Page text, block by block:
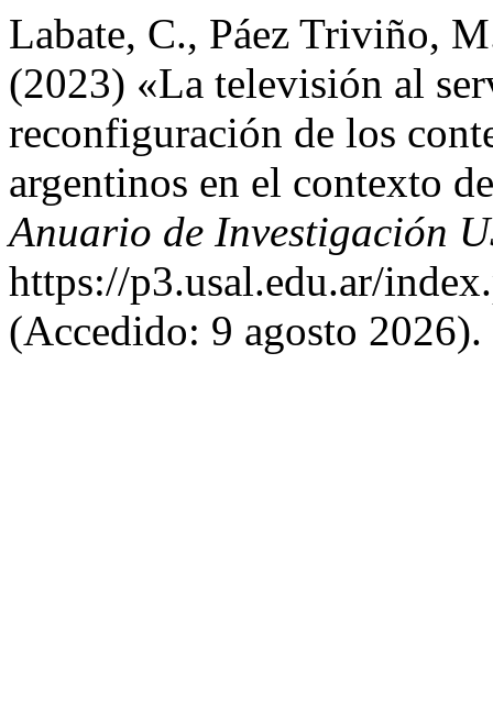
Labate, C., Páez Triviño,
(2023) «La televisión al
reconfiguración de los
argentinos en el contexto
Anuario de Investigación
https://p3.usal.edu.ar/
(Accedido: 9 agosto 2026).